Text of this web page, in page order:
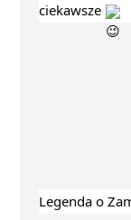
ciekawsze
Legenda o